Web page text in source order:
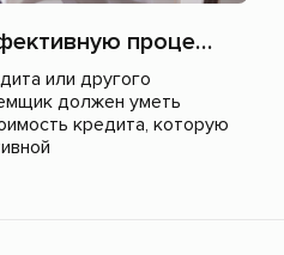
Как рассчитать эффективную процентную ставку по микрозайму?
или другого
должен уметь
кредита, которую